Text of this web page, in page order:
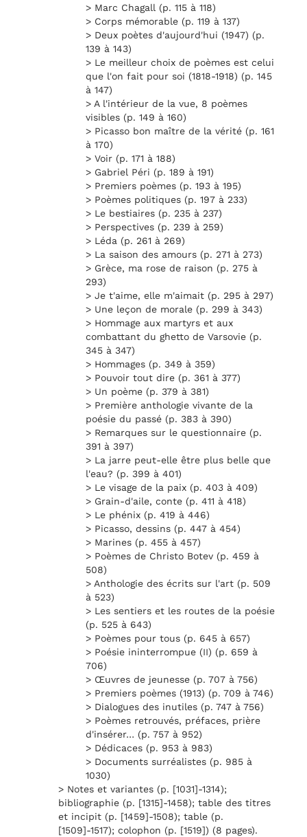
> Marc Chagall (p. 115 à 118)
> Corps mémorable (p. 119 à 137)
> Deux poètes d'aujourd'hui (1947) (p.
139 à 143)
> Le meilleur choix de poèmes est celui
que l'on fait pour soi (1818-1918) (p. 145
à 147)
> A l'intérieur de la vue, 8 poèmes
visibles (p. 149 à 160)
> Picasso bon maître de la vérité (p. 161
à 170)
> Voir (p. 171 à 188)
> Gabriel Péri (p. 189 à 191)
> Premiers poèmes (p. 193 à 195)
> Poèmes politiques (p. 197 à 233)
> Le bestiaires (p. 235 à 237)
> Perspectives (p. 239 à 259)
> Léda (p. 261 à 269)
> La saison des amours (p. 271 à 273)
> Grèce, ma rose de raison (p. 275 à
293)
> Je t'aime, elle m'aimait (p. 295 à 297)
> Une leçon de morale (p. 299 à 343)
> Hommage aux martyrs et aux
combattant du ghetto de Varsovie (p.
345 à 347)
> Hommages (p. 349 à 359)
> Pouvoir tout dire (p. 361 à 377)
> Un poème (p. 379 à 381)
> Première anthologie vivante de la
poésie du passé (p. 383 à 390)
> Remarques sur le questionnaire (p.
391 à 397)
> La jarre peut-elle être plus belle que
l'eau? (p. 399 à 401)
> Le visage de la paix (p. 403 à 409)
> Grain-d'aile, conte (p. 411 à 418)
> Le phénix (p. 419 à 446)
> Picasso, dessins (p. 447 à 454)
> Marines (p. 455 à 457)
> Poèmes de Christo Botev (p. 459 à
508)
> Anthologie des écrits sur l'art (p. 509
à 523)
> Les sentiers et les routes de la poésie
(p. 525 à 643)
> Poèmes pour tous (p. 645 à 657)
> Poésie ininterrompue (II) (p. 659 à
706)
> Œuvres de jeunesse (p. 707 à 756)
> Premiers poèmes (1913) (p. 709 à 746)
> Dialogues des inutiles (p. 747 à 756)
> Poèmes retrouvés, préfaces, prière
d'insérer… (p. 757 à 952)
> Dédicaces (p. 953 à 983)
> Documents surréalistes (p. 985 à
1030)
> Notes et variantes (p. [1031]-1314);
bibliographie (p. [1315]-1458); table des titres
et incipit (p. [1459]-1508); table (p.
[1509]-1517); colophon (p. [1519]) (8 pages).